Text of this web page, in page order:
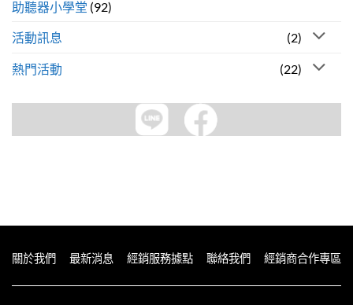
助聽器小學堂 (92)
活動訊息 (2)
熱門活動 (22)
關於我們 最新消息 經銷服務據點 聯絡我們 經銷商合作專區